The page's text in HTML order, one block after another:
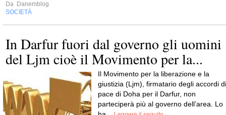
Da Danemblog
SOCIETÀ
In Darfur fuori dal governo gli uomini
del Ljm cioè il Movimento per la...
Il Movimento per la liberazione e la
giustizia (Ljm), firmatario degli accordi di
pace di Doha per il Darfur, non
parteciperà più al governo dell’area. Lo